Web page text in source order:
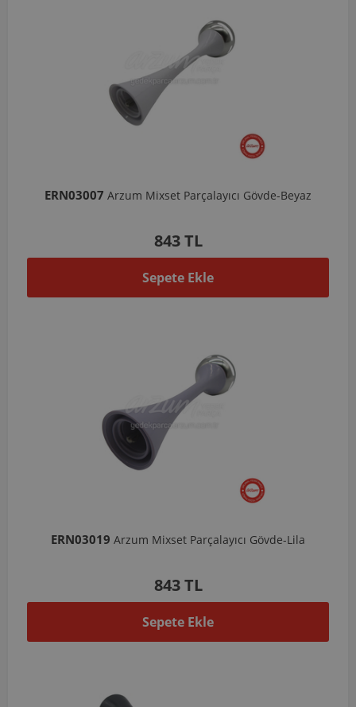
ERN03007 Arzum Mixset Parçalayıcı Gövde-Beyaz
843 TL
Sepete Ekle
ERN03019 Arzum Mixset Parçalayıcı Gövde-Lila
843 TL
Sepete Ekle